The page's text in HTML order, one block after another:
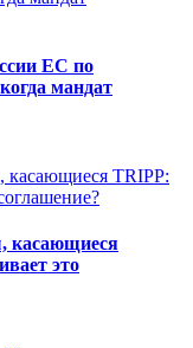
ЕС по
мандат
касающиеся
это